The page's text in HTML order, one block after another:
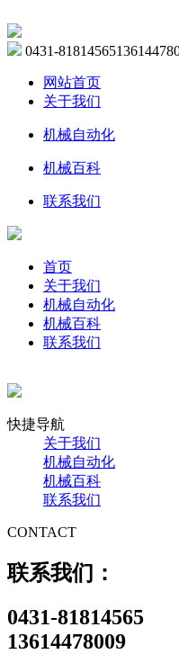
0431-81814565
网站首页
关于我们
机械自动化
机械百科
联系我们
首页
关于我们
机械自动化
机械百科
联系我们
快捷导航
关于我们
机械自动化
机械百科
联系我们
CONTACT
联系我们：
0431-81814565
13614478009